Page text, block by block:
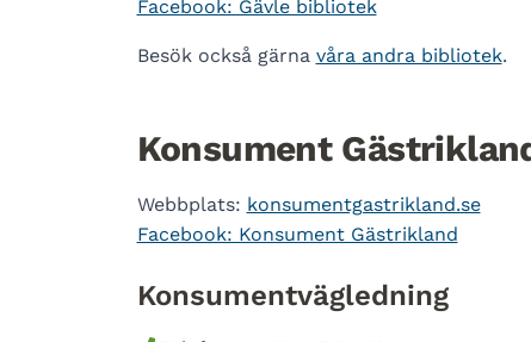
Facebook: Gävle bibliotek
Besök också gärna våra andra bibliotek.
Konsument
Webbplats: konsumentgastrikland.se
Facebook: Konsument Gästrikland
Konsumentvägledning